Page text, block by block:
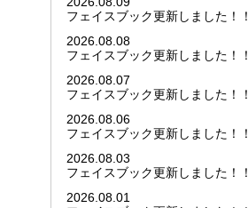
フェイスブック更新しました！！
2026.08.08
フェイスブック更新しました！！
2026.08.07
フェイスブック更新しました！！
2026.08.06
フェイスブック更新しました！！
2026.08.03
フェイスブック更新しました！！
2026.08.01